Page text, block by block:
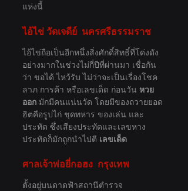
แห่งนี้
ไอ้ไข่ วัดเจดีย์  นครศรีธรรมราช
ไอ้ไข่ถือเป็นอีกหนึ่งสิ่งศักดิ์สิทธิ์ที่โด่งดัง
อย่างมากในช่วงไม่กี่ปีที่ผ่านมา เชื่อกัน
ว่า ขอได้ ไหว้รับ ไม่ว่าจะเป็นเรื่องโชค
ลาภ การค้า หรือเลขเด็ด ก่อนวัน หวย
ออก มักมีคนแน่นวัด โดยมีของถวายยอด
ฮิตคือรูปไก่ ชุดทหาร ของเล่น และ
ประทัด ซึ่งเสียงประทัดและเลขหาง
ประทัดก็มักถูกนำไปตี เลขเด็ด
ศาลเจ้าพ่อยี่กอฮง  กรุงเทพ
ตั้งอยู่บนดาดฟ้าสถานีตำรวจ